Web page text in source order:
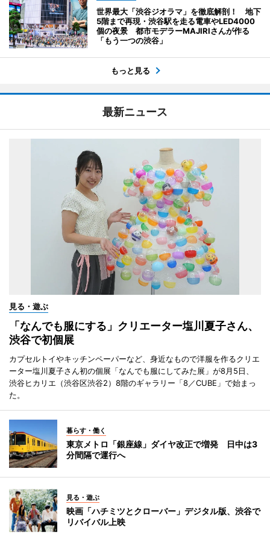
世界最大「渋谷ジオラマ」を徹底解剖！ 地下
5階まで再現・渋谷駅を走る電車やLED4000
個の夜景 都市モデラーMAJIRIさんが作る
「もう一つの渋谷」
もっと見る
最新ニュース
見る・遊ぶ
「なんでも服にする」クリエーター塩川夏子さん、
渋谷で初個展
カプセルトイやキッチンペーパーなど、身近なもので洋服を作るクリエ
ーター塩川夏子さん初の個展「なんでも服にしてみた展」が8月5日、
渋谷ヒカリエ（渋谷区渋谷2）8階のギャラリー「8／CUBE」で始まっ
た。
暮らす・働く
東京メトロ「銀座線」ダイヤ改正で増発 日中は3
分間隔で運行へ
見る・遊ぶ
映画「ハチミツとクローバー」デジタル版、渋谷で
リバイバル上映